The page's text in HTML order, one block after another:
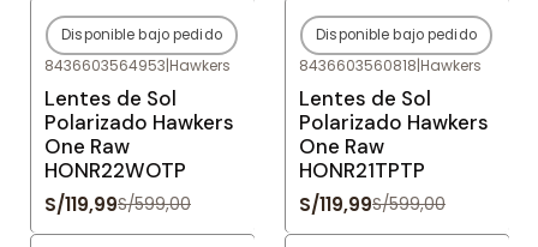
-80%OFF
Agotado
Disponible bajo pedido
8436603564953|Hawkers
Lentes de Sol
Polarizado Hawkers
One Raw
HONR22WOTP
S/119,99S/599,00
-80%OFF
Agotado
Disponible bajo pedido
8436603560818|Hawkers
Lentes de Sol
Polarizado Hawkers
One Raw
HONR21TPTP
S/119,99S/599,00